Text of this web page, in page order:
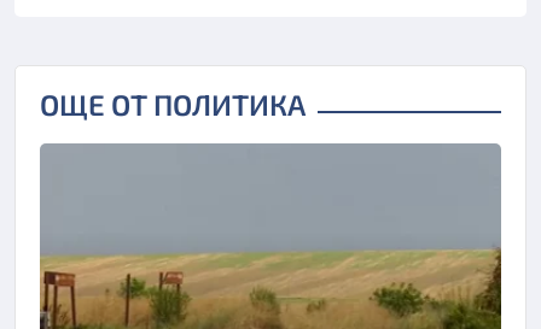
ОЩЕ ОТ ПОЛИТИКА